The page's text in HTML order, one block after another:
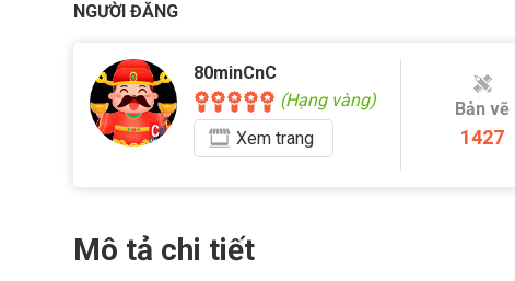
NGƯỜI ĐĂNG
80minCnC
(Hạng vàng)
Xem trang
Bản vẽ
1427
Mô tả chi tiết